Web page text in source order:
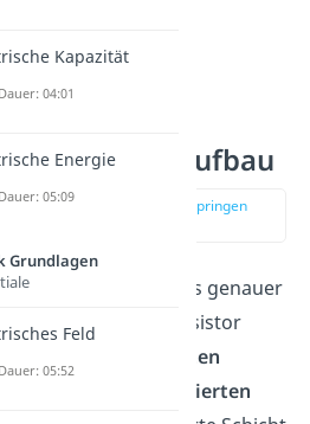
Transistor Aufbau
zur Stelle im Video springen
uns den Aufbau etwas genauer
Der NPN Transistor
zwei n-dotierten
einer p-dotierten
Kapazität
04:01
Energie
05:09
Grundlagen
Feld
05:52